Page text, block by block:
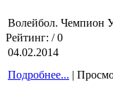
Волейбол. Чемпион
Рейтинг: / 0
04.02.2014
Подробнее... |